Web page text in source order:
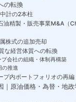
の転換
計の2本柱
油精製・販売事業M&A（
株式の追加売却
な経営体質への転換
プ会社の組織・体制再構築
の推進
プ内ポートフォリオの再編
｜原油価格・為替・地